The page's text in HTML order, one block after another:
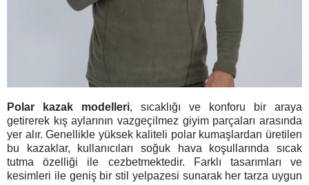
Polar kazak modelleri, sıcaklığı ve konforu bir araya
getirerek kış aylarının vazgeçilmez giyim parçaları arasında
yer alır. Genellikle yüksek kaliteli polar kumaşlardan üretilen
bu kazaklar, kullanıcıları soğuk hava koşullarında sıcak
tutma özelliği ile cezbetmektedir. Farklı tasarımları ve
kesimleri ile geniş bir stil yelpazesi sunarak her tarza uygun